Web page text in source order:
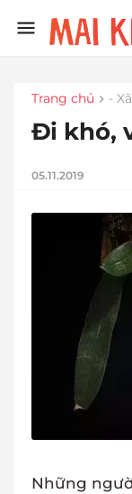
Trang chủ -
Đi khó,
05.11.2019
Những